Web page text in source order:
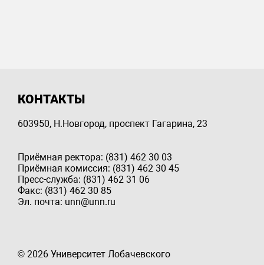
КОНТАКТЫ
603950, Н.Новгород, проспект Гагарина, 23
Приёмная ректора: (831) 462 30 03
Приёмная комиссия: (831) 462 30 45
Пресс-служба: (831) 462 31 06
Факс: (831) 462 30 85
Эл. почта: unn@unn.ru
© 2026 Университет Лобачевского